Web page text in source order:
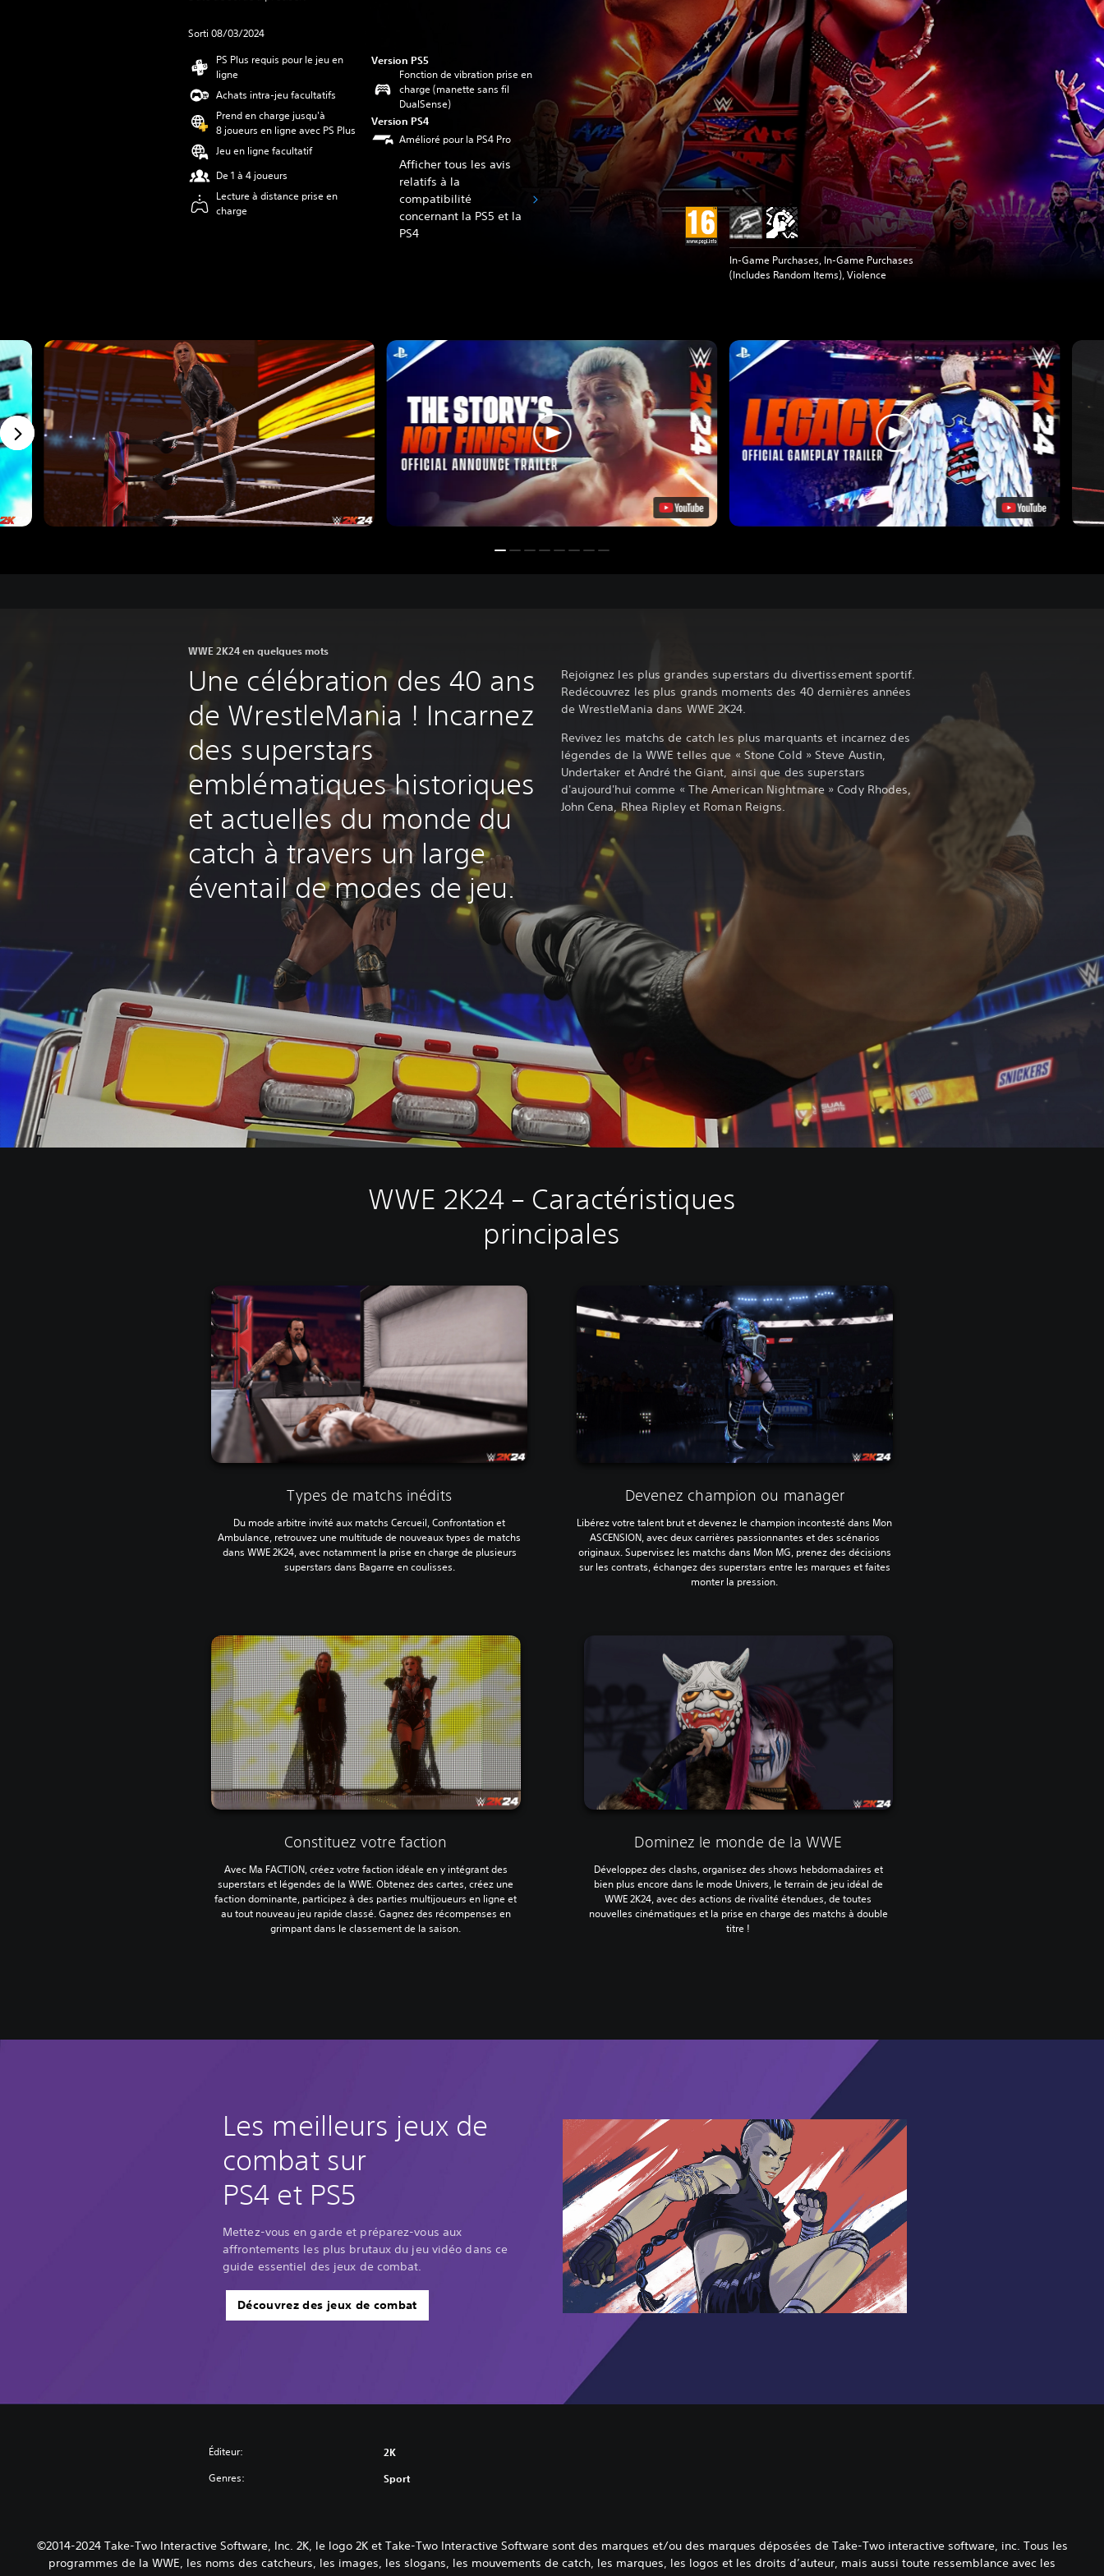
Sorti 08/03/2024
PS Plus requis pour le jeu en
ligne
Achats intra-jeu facultatifs
Prend en charge jusqu'à
8 joueurs en ligne avec PS Plus
Jeu en ligne facultatif
De 1 à 4 joueurs
Lecture à distance prise en
charge
Version PS5
Fonction de vibration prise en
charge (manette sans fil
DualSense)
Version PS4
Amélioré pour la PS4 Pro
Afficher tous les avis
relatifs à la
compatibilité
concernant la PS5 et la
PS4
In-Game Purchases, In-Game Purchases
(Includes Random Items), Violence
WWE 2K24 en quelques mots
Une célébration des 40 ans
de WrestleMania ! Incarnez
des superstars
emblématiques historiques
et actuelles du monde du
catch à travers un large
éventail de modes de jeu.
Rejoignez les plus grandes superstars du divertissement sportif.
Redécouvrez les plus grands moments des 40 dernières années
de WrestleMania dans WWE 2K24.
Revivez les matchs de catch les plus marquants et incarnez des
légendes de la WWE telles que « Stone Cold » Steve Austin,
Undertaker et André the Giant, ainsi que des superstars
d'aujourd'hui comme « The American Nightmare » Cody Rhodes,
John Cena, Rhea Ripley et Roman Reigns.
WWE 2K24 – Caractéristiques
principales
Types de matchs inédits
Du mode arbitre invité aux matchs Cercueil, Confrontation et
Ambulance, retrouvez une multitude de nouveaux types de matchs
dans WWE 2K24, avec notamment la prise en charge de plusieurs
superstars dans Bagarre en coulisses.
Devenez champion ou manager
Libérez votre talent brut et devenez le champion incontesté dans Mon
ASCENSION, avec deux carrières passionnantes et des scénarios
originaux. Supervisez les matchs dans Mon MG, prenez des décisions
sur les contrats, échangez des superstars entre les marques et faites
monter la pression.
Constituez votre faction
Avec Ma FACTION, créez votre faction idéale en y intégrant des
superstars et légendes de la WWE. Obtenez des cartes, créez une
faction dominante, participez à des parties multijoueurs en ligne et
au tout nouveau jeu rapide classé. Gagnez des récompenses en
grimpant dans le classement de la saison.
Dominez le monde de la WWE
Développez des clashs, organisez des shows hebdomadaires et
bien plus encore dans le mode Univers, le terrain de jeu idéal de
WWE 2K24, avec des actions de rivalité étendues, de toutes
nouvelles cinématiques et la prise en charge des matchs à double
titre !
Les meilleurs jeux de
combat sur
PS4 et PS5
Mettez-vous en garde et préparez-vous aux
affrontements les plus brutaux du jeu vidéo dans ce
guide essentiel des jeux de combat.
Découvrez des jeux de combat
Éditeur: 2K
Genres: Sport
©2014-2024 Take-Two Interactive Software, Inc. 2K, le logo 2K et Take-Two Interactive Software sont des marques et/ou des marques déposées de Take-Two interactive software, inc. Tous les
programmes de la WWE, les noms des catcheurs, les images, les slogans, les mouvements de catch, les marques, les logos et les droits d’auteur, mais aussi toute ressemblance avec les